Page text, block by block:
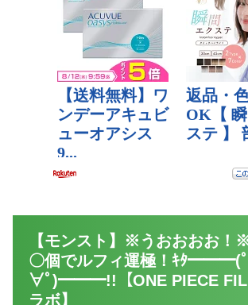
【モンスト】※うおおおお！
〇個でルフィ運極！ｷﾀ━━━(ﾟ
∀ﾟ)━━━!!【ONE PIECE
ラボ】